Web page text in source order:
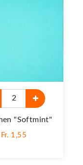
"Softmint"
Fr. 1,55